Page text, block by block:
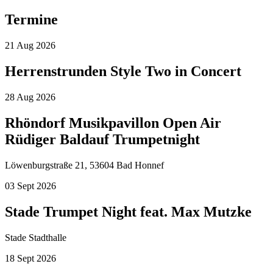
Termine
21 Aug 2026
Herrenstrunden Style Two in Concert
28 Aug 2026
Rhöndorf Musikpavillon Open Air
Rüdiger Baldauf Trumpetnight
Löwenburgstraße 21, 53604 Bad Honnef
03 Sept 2026
Stade Trumpet Night feat. Max Mutzke
Stade Stadthalle
18 Sept 2026